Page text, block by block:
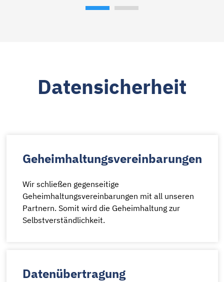
Datensicherheit
Geheimhaltungsvereinbarungen
Wir schließen gegenseitige
Geheimhaltungsvereinbarungen mit all unseren
Partnern. Somit wird die Geheimhaltung zur
Selbstverständlichkeit.
Datenübertragung